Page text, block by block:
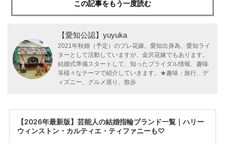
この記事をもう一度読む
【愛知公認】yuyuka
2021年秋婚（予定）のプレ花嫁。愛知出身為、愛知ライ
ターとして活動していますが、金沢花嫁でもあります。
結婚式準備スタートして、知ったブライダル情報、趣味
等様々なテーマで紹介していきます。★趣味：旅行、デ
ィズニー、グルメ巡り、散歩
【2026年最新版】芸能人の結婚指輪ブランド一覧｜ハリー
ウィンストン・カルティエ・ティファニーも♡